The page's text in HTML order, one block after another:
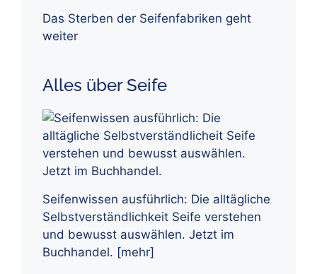
Das Sterben der Seifenfabriken geht
weiter
Alles über Seife
Seifenwissen ausführlich: Die alltägliche
Selbstverständlichkeit Seife verstehen
und bewusst auswählen. Jetzt im
Buchhandel. [mehr]